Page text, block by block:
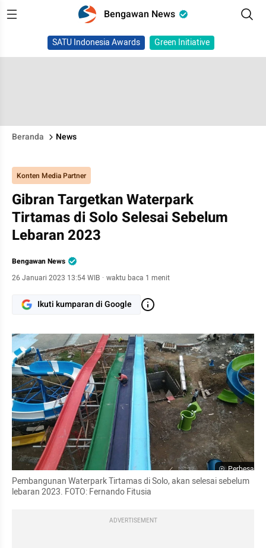
Bengawan News
SATU Indonesia Awards Green Initiative
Beranda News
Konten Media Partner
Gibran Targetkan Waterpark
Tirtamas di Solo Selesai Sebelum
Lebaran 2023
Bengawan News
26 Januari 2023 13:54 WIB · waktu baca 1 menit
Ikuti kumparan di Google
Perbesar
Pembangunan Waterpark Tirtamas di Solo, akan selesai sebelum
lebaran 2023. FOTO: Fernando Fitusia
ADVERTISEMENT